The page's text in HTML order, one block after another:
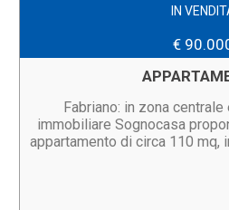
IN
€
Fabriano: in zona
immobiliare Sognocasa
appartamento di circa 110 mq,